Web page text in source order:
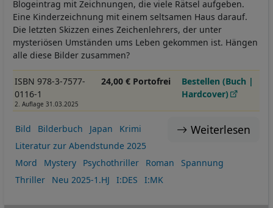
Blogeintrag mit Zeichnungen, die viele Rätsel aufgeben.
Eine Kinderzeichnung mit einem seltsamen Haus darauf.
Die letzten Skizzen eines Zeichenlehrers, der unter
mysteriösen Umständen ums Leben gekommen ist. Hängen
alle diese Bilder zusammen?
ISBN 978-3-7577-
0116-1
2. Auflage 31.03.2025
24,00 € Portofrei
Bestellen (Buch |
Hardcover)
Weiterlesen
Bild Bilderbuch Japan
Krimi
Literatur zur Abendstunde 2025
Mord
Mystery Psychothriller Roman
Spannung
Thriller
Neu 2025-1.HJ I:DES I:MK